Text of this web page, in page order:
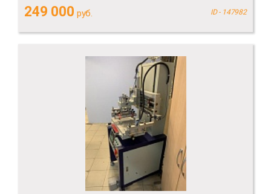
249 000 руб. ID - 147982